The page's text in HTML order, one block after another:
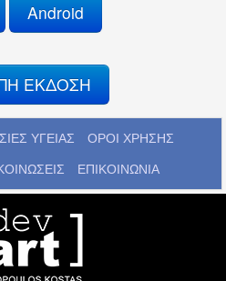
Android
ΕΚΔΟΣΗ
ΥΓΕΙΑΣ ΟΡΟΙ ΧΡΗΣΗΣ
ΕΠΙΚΟΙΝΩΝΙΑ